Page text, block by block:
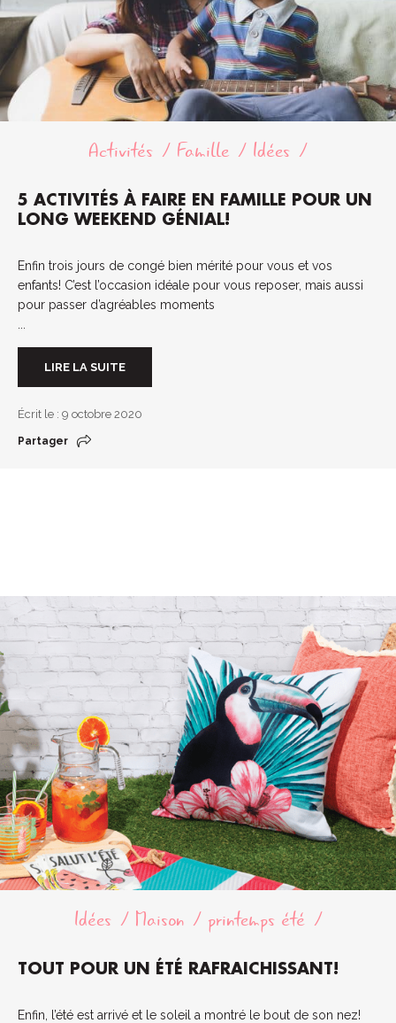
Activités Famille Idées
5 ACTIVITÉS À FAIRE EN FAMILLE POUR UN
LONG WEEKEND GÉNIAL!
Enfin trois jours de congé bien mérité pour vous et vos
enfants! C’est l’occasion idéale pour vous reposer, mais aussi
pour passer d’agréables moments
LIRE LA SUITE
Écrit le : 9 octobre 2020
Partager
Idées Maison printemps été
TOUT POUR UN ÉTÉ RAFRAICHISSANT!
Enfin, l’été est arrivé et le soleil a montré le bout de son nez!